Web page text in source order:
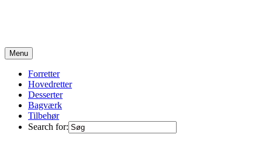
Menu
Forretter
Hovedretter
Desserter
Bagværk
Tilbehør
Search for: